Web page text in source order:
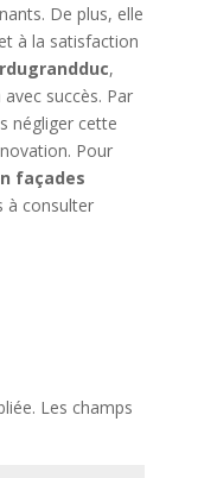
De plus, elle
à la satisfaction
,
succès. Par
négliger cette
Pour
façades
à consulter
Les champs